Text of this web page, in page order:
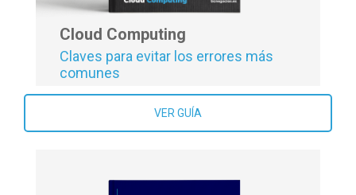
Cloud Computing
Claves para evitar los errores más
comunes
VER GUÍA